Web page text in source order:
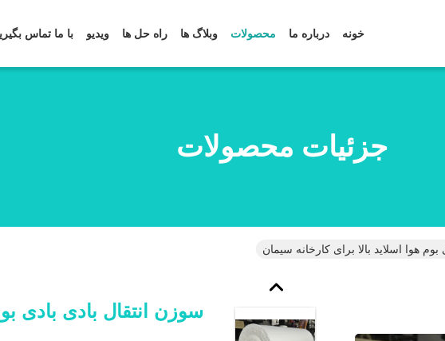
خونه درباره ما محصولات وبلاگ ها راه حل ها ویدیو با ما تماس
جزئیات محصولات
هوا اسلاید بالا برای کارخانه سیمان
سوزن انتقال بادی بادی